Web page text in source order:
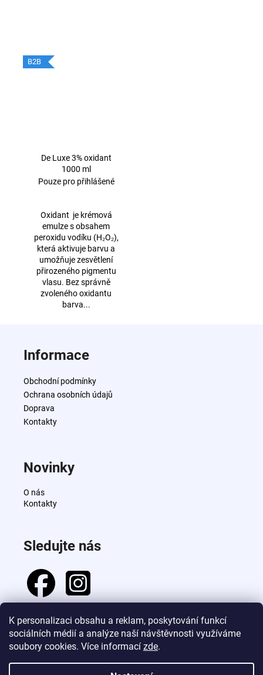
K personalizaci obsahu a reklam, poskytování funkcí
sociálních médií a analýze naší návštěvnosti využíváme
soubory cookies. Více informací zde.
B2B
De Luxe 3% oxidant
1000 ml
Pouze pro přihlášené
Oxidant je krémová
emulze s obsahem
peroxidu vodíku (H₂O₂),
která aktivuje barvu a
umožňuje zesvětlení
přirozeného pigmentu
vlasu. Bez správně
zvoleného oxidantu
barva...
Informace
Obchodní podmínky
Ochrana osobních údajů
Doprava
Kontakty
Novinky
O nás
Kontakty
Sledujte nás
Přijímáme online platby